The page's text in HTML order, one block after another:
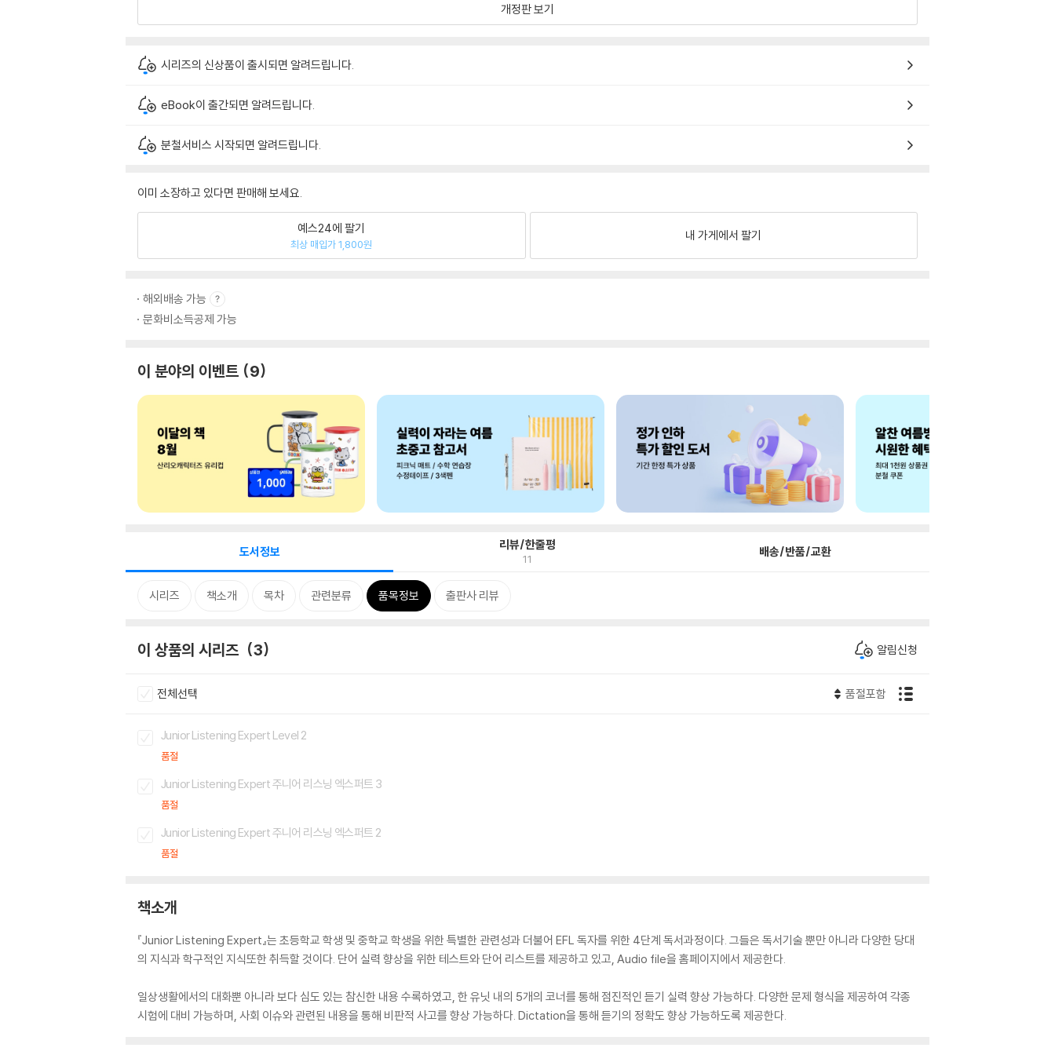
개정판 보기
시리즈의 신상품이 출시되면 알려드립니다.
eBook이 출간되면 알려드립니다.
분철서비스 시작되면 알려드립니다.
이미 소장하고 있다면 판매해 보세요.
예스24에 팔기
최상 매입가 1,800원
내 가게에서 팔기
해외배송 가능
문화비소득공제 가능
이 분야의 이벤트 9
도서정보 리뷰/한줄평
11 배송/반품/교환
시리즈 책소개 목차 관련분류 품목정보 출판사 리뷰
이 상품의 시리즈 3 알림신청
전체선택 품절포함
Junior Listening Expert Level 2
품절
Junior Listening Expert 주니어 리스닝 엑스퍼트 3
품절
Junior Listening Expert 주니어 리스닝 엑스퍼트 2
품절
책소개
『Junior Listening Expert』는 초등학교 학생 및 중학교 학생을 위한 특별한 관련성과 더불어 EFL 독자를 위한 4단계 독서과정이다. 그들은 독서기술 뿐만 아니라 다양한 당대
의 지식과 학구적인 지식또한 취득할 것이다. 단어 실력 향상을 위한 테스트와 단어 리스트를 제공하고 있고, Audio file을 홈페이지에서 제공한다.
일상생활에서의 대화뿐 아니라 보다 심도 있는 참신한 내용 수록하였고, 한 유닛 내의 5개의 코너를 통해 점진적인 듣기 실력 향상 가능하다. 다양한 문제 형식을 제공하여 각종
시험에 대비 가능하며, 사회 이슈와 관련된 내용을 통해 비판적 사고를 향상 가능하다. Dictation을 통해 듣기의 정확도 향상 가능하도록 제공한다.